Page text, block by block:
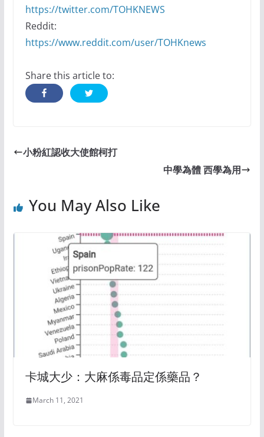
https://twitter.com/TOHKNEWS
Reddit:
https://www.reddit.com/user/TOHKnews
Share this article to:
小粉紅認收大使館柯打
中學為體 西學為用
You May Also Like
卡城大少：大麻係毒品定係藥品？
March 11, 2021